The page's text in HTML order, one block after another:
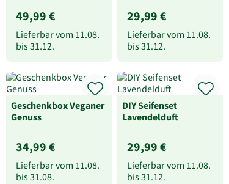
49,99 €
Lieferbar vom 11.08.
bis31.12.
29,99 €
Lieferbar vom 11.08.
bis31.12.
Geschenkbox Veganer
Genuss
34,99 €
Lieferbar vom 11.08.
bis31.08.
DIY Seifenset
Lavendelduft
29,99 €
Lieferbar vom 11.08.
bis31.12.